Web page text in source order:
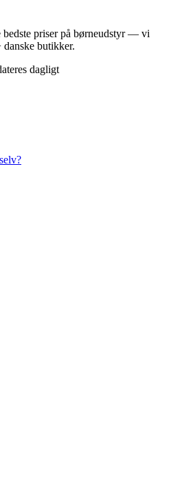
priser på børneudstyr — vi
danske butikker.
dagligt